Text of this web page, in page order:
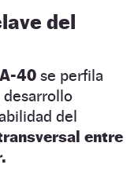
del
40 se perfila
del
entre